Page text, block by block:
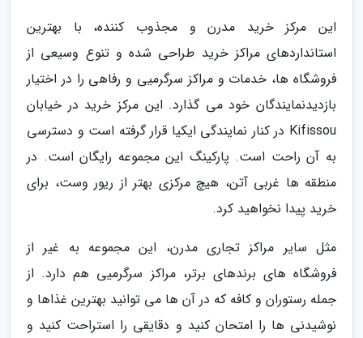
این مرکز خرید مدرن و مجذوب کننده، با بهترین
استانداردهای مراکز خرید طراحی شده و تنوع وسیعی از
فروشگاه ها، خدمات و مراکز سرگرمیی و رفاهی را در اختیار
بازدیدنمایندگان خود می گذارد. این مرکز خرید در خیابان
Kifissou در کنار نمایندگی ایکیا قرار گرفته است و دسترسی
به آن راحت است. پارکینگ این مجموعه رایگان است. در
منطقه ها غربی آتن، هیچ مرکزی بهتر از ریور وست، برای
خرید پیدا نخواهید کرد.
مثل سایر مراکز تجاری مدرن، این مجموعه به غیر از
فروشگاه های برندهای برتر، مراکز سرگرمیی هم دارد. از
جمله رستوران و کافه که در آن ها می توانید بهترین غذاها و
نوشیدنی ها را امتحان کنید و دقایقی را استراحت کنید و